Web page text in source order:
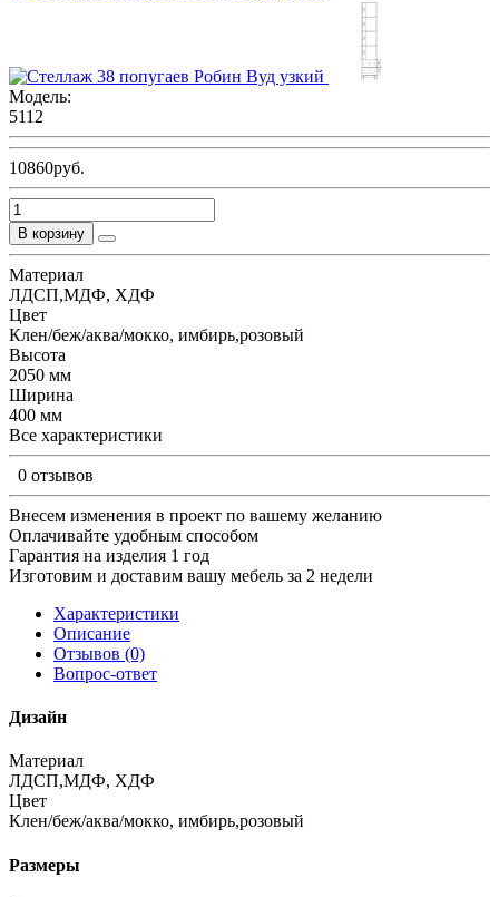
Модель:
5112
10860руб.
В корзину
Материал
ЛДСП,МДФ, ХДФ
Цвет
Клен/беж/аква/мокко, имбирь,розовый
Высота
2050 мм
Ширина
400 мм
Все характеристики
0 отзывов
Внесем изменения в проект по вашему желанию
Оплачивайте удобным способом
Гарантия на изделия 1 год
Изготовим и доставим вашу мебель за 2 недели
Характеристики
Описание
Отзывов (0)
Вопрос-ответ
Дизайн
Материал
ЛДСП,МДФ, ХДФ
Цвет
Клен/беж/аква/мокко, имбирь,розовый
Размеры